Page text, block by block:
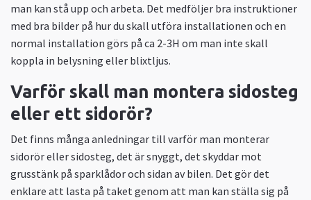
man kan stå upp och arbeta. Det medföljer bra instruktioner
med bra bilder på hur du skall utföra installationen och en
normal installation görs på ca 2-3H om man inte skall
koppla in belysning eller blixtljus.
Varför skall man montera sidosteg
eller ett sidorör?
Det finns många anledningar till varför man monterar
sidorör eller sidosteg, det är snyggt, det skyddar mot
grusstänk på sparklådor och sidan av bilen. Det gör det
enklare att lasta på taket genom att man kan ställa sig på